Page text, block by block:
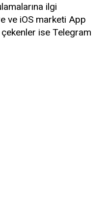
ilgi
ve iOS marketi App
ise Telegram